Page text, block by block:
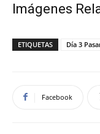
Imágenes
ETIQUETAS Día 3
Facebook